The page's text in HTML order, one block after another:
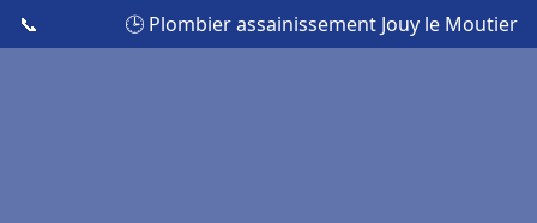
📞 🕒 Plombier assainissement Jouy le Moutier